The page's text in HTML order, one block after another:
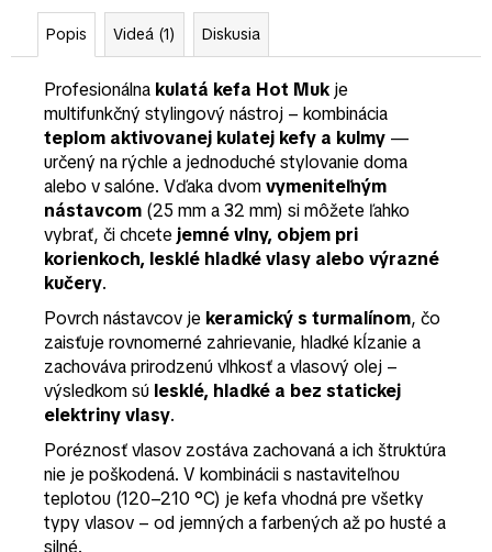
Popis Videá (1) Diskusia
Profesionálna kulatá kefa Hot Muk je
multifunkčný stylingový nástroj – kombinácia
teplom aktivovanej kulatej kefy a kulmy —
určený na rýchle a jednoduché stylovanie doma
alebo v salóne. Vďaka dvomvymeniteľným
nástavcom (25 mm a 32 mm) si môžete ľahko
vybrať, či chcete jemné vlny, objem pri
korienkoch, lesklé hladké vlasy alebo výrazné
kučery.
Povrch nástavcov je keramický s turmalínom, čo
zaisťuje rovnomerné zahrievanie, hladké kĺzanie a
zachováva prirodzenú vlhkosť a vlasový olej –
výsledkom sú lesklé, hladké a bez statickej
elektriny vlasy.
Poréznosť vlasov zostáva zachovaná a ich štruktúra
nie je poškodená. V kombinácii s nastaviteľnou
teplotou (120–210 °C) je kefa vhodná pre všetky
typy vlasov – od jemných a farbených až po husté a
silné.